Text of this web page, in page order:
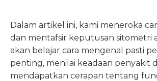
Dalam artikel ini, kami meneroka
dan mentafsir keputusan sitometri
akan belajar cara mengenal pasti
penting, menilai keadaan penyakit
mendapatkan cerapan tentang